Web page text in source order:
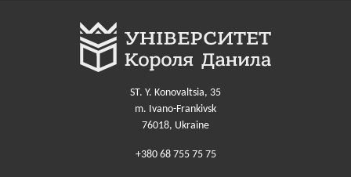
ST. Y. Konovaltsia, 35
m. Ivano-Frankivsk
76018, Ukraine
+380 68 755 75 75